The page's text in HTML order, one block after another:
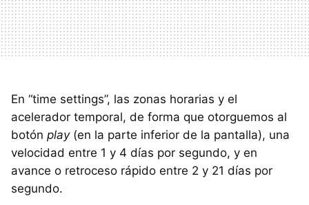
En “time settings”, las zonas horarias y el
acelerador temporal, de forma que otorguemos al
botón play(en la parte inferior de la pantalla), una
velocidad entre 1 y 4 días por segundo, y en
avance o retroceso rápido entre 2 y 21 días por
segundo.